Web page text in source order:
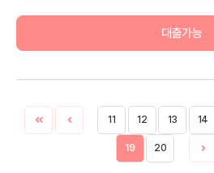
대출가능
11 12 13 14
19 20